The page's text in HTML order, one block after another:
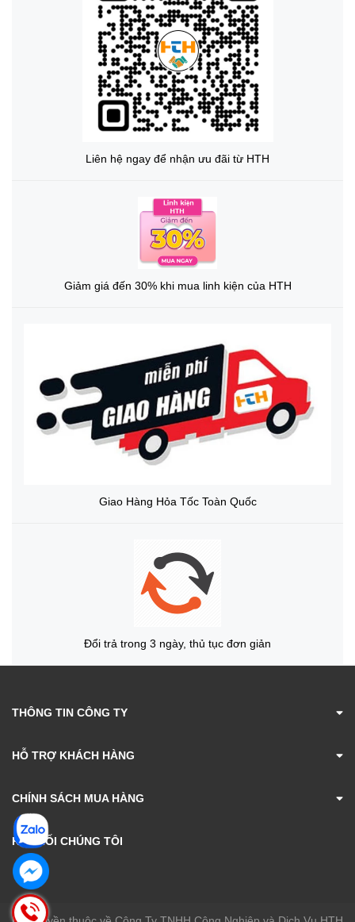
Liên hệ ngay để nhận ưu đãi từ HTH
Giảm giá đến 30% khi mua linh kiện của HTH
Giao Hàng Hỏa Tốc Toàn Quốc
Đổi trả trong 3 ngày, thủ tục đơn giản
THÔNG TIN CÔNG TY
HỖ TRỢ KHÁCH HÀNG
CHÍNH SÁCH MUA HÀNG
KẾT NỐI CHÚNG TÔI